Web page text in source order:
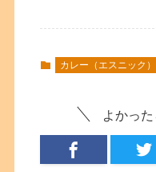
カレー（エスニック）
よかっ